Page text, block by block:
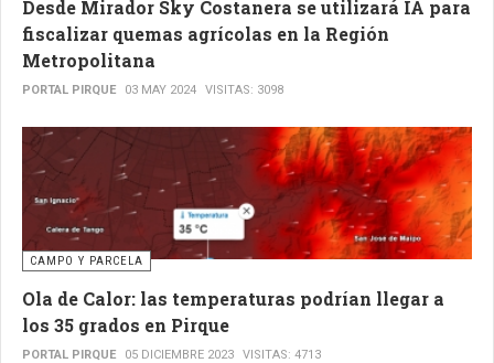
Desde Mirador Sky Costanera se utilizará IA para
fiscalizar quemas agrícolas en la Región
Metropolitana
PORTAL PIRQUE 03 MAY 2024 VISITAS: 3098
CAMPO Y PARCELA
Ola de Calor: las temperaturas podrían llegar a
los 35 grados en Pirque
PORTAL PIRQUE 05 DICIEMBRE 2023 VISITAS: 4713